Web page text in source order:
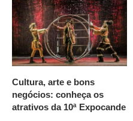
Cultura, arte e bons
negócios: conheça os
atrativos da 10ª Expocande